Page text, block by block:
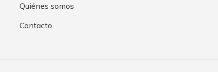
Quiénes somos
Contacto